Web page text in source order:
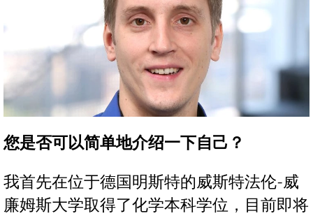
您是否可以简单地介绍一下自己？
我首先在位于德国明斯特的威斯特法伦-威
廉姆斯大学取得了化学本科学位，目前即将